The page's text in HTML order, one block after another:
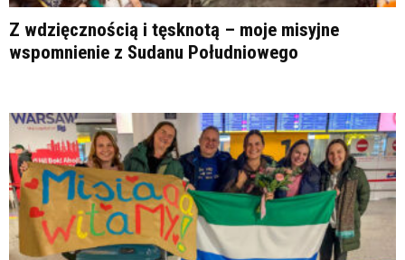
Z wdzięcznością i tęsknotą – moje misyjne
wspomnienie z Sudanu Południowego